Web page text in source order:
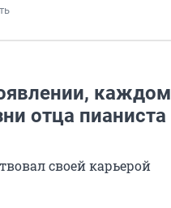
каждом
отца пианиста
своей карьерой